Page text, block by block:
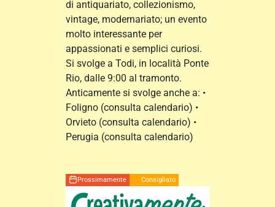
di antiquariato, collezionismo,
vintage, modernariato; un evento
molto interessante per
appassionati e semplici curiosi.
Si svolge a Todi, in località Ponte
Rio, dalle 9:00 al tramonto.
Anticamente si svolge anche a: •
Foligno (consulta calendario) •
Orvieto (consulta calendario) •
Perugia (consulta calendario)
Prossimamente Consigliato